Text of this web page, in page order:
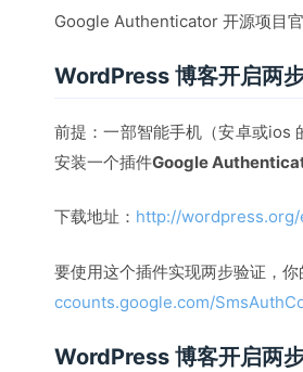
Google Authenticator 开源项目官
WordPress 博客开启两
前提：一部智能手机（安卓或ios
安装一个插件Google
下载地址： http://
要使用这个插件实现两步验证，
ccounts.google.com/
WordPress 博客开启两